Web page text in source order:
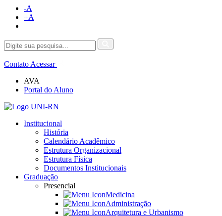
-A
+A
Contato Acessar
AVA
Portal do Aluno
Institucional
História
Calendário Acadêmico
Estrutura Organizacional
Estrutura Física
Documentos Institucionais
Graduação
Presencial
Medicina
Administração
Arquitetura e Urbanismo